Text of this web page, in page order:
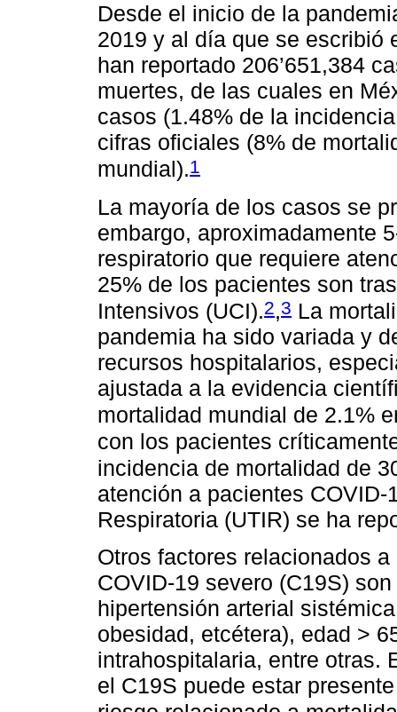
Desde el inicio de la
2019 y al día que se escribió
han reportado 206’651,384
muertes, de las cuales en
casos (1.48% de la
cifras oficiales (8% de
mundial).1
La mayoría de los casos se
embargo, aproximadamente
respiratorio que requiere
25% de los pacientes son
Intensivos (UCI).2,3 La
pandemia ha sido variada y
recursos hospitalarios,
ajustada a la evidencia
mortalidad mundial de 2.1%
con los pacientes
incidencia de mortalidad de
atención a pacientes
Respiratoria (UTIR) se ha
Otros factores relacionados
COVID-19 severo (C19S)
hipertensión arterial
obesidad, etcétera), edad >
intrahospitalaria, entre otras.
el C19S puede estar